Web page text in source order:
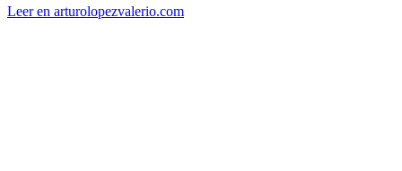
Leer en arturolopezvalerio.com